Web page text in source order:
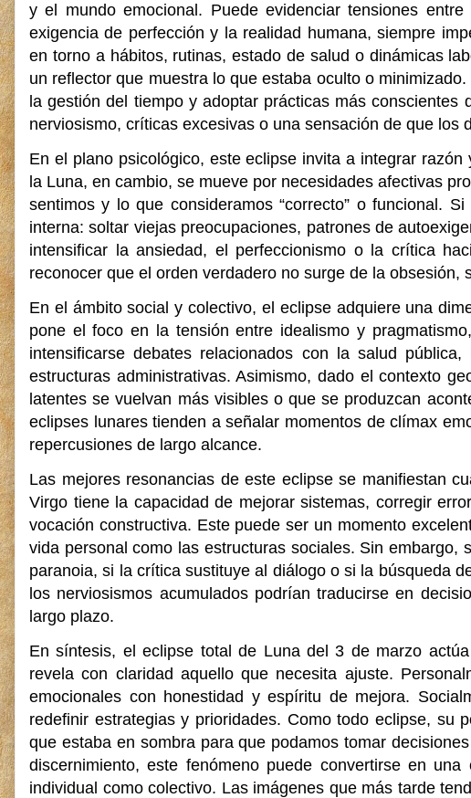
y el mundo emocional. Puede evidenciar tensiones
exigencia de perfección y la realidad humana, siempre
en torno a hábitos, rutinas, estado de salud o dinámicas
un reflector que muestra lo que estaba oculto o
la gestión del tiempo y adoptar prácticas más
nerviosismo, críticas excesivas o una sensación de que los
En el plano psicológico, este eclipse invita a integrar
la Luna, en cambio, se mueve por necesidades afectivas
sentimos y lo que consideramos “correcto” o funcional.
interna: soltar viejas preocupaciones, patrones de
intensificar la ansiedad, el perfeccionismo o la crítica
reconocer que el orden verdadero no surge de la
En el ámbito social y colectivo, el eclipse adquiere una
pone el foco en la tensión entre idealismo y
intensificarse debates relacionados con la salud
estructuras administrativas. Asimismo, dado el contexto
latentes se vuelvan más visibles o que se produzcan
eclipses lunares tienden a señalar momentos de clímax
repercusiones de largo alcance.
Las mejores resonancias de este eclipse se manifiestan
Virgo tiene la capacidad de mejorar sistemas, corregir
vocación constructiva. Este puede ser un momento
vida personal como las estructuras sociales. Sin
paranoia, si la crítica sustituye al diálogo o si la búsqueda
los nerviosismos acumulados podrían traducirse en
largo plazo.
En síntesis, el eclipse total de Luna del 3 de marzo
revela con claridad aquello que necesita ajuste.
emocionales con honestidad y espíritu de mejora.
redefinir estrategias y prioridades. Como todo eclipse,
que estaba en sombra para que podamos tomar
discernimiento, este fenómeno puede convertirse en
individual como colectivo. Las imágenes que más tarde